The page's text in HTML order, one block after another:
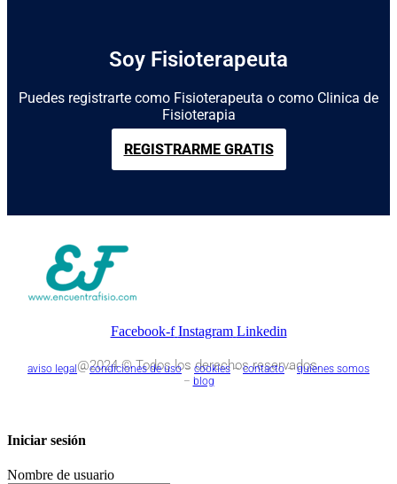
Soy Fisioterapeuta
Puedes registrarte como Fisioterapeuta o como Clinica de
Fisioterapia
REGISTRARME GRATIS
Facebook-f Instagram Linkedin
@2024 © Todos los derechos reservados.
aviso legal–condiciones de uso– cookies –contacto–quienes somos
– blog
Iniciar sesión
Nombre de usuario